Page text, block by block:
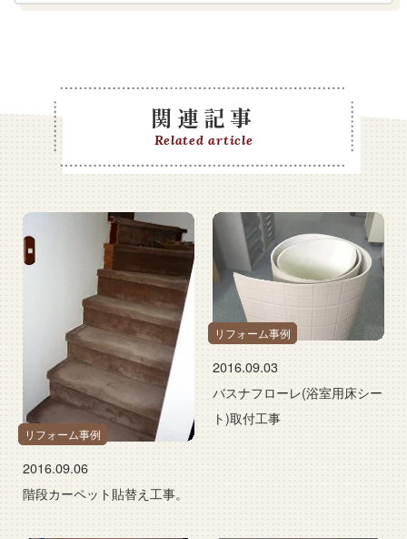
関連記事
Related article
リフォーム事例
2016.09.06
階段カーペット貼替え工事。
リフォーム事例
2016.09.03
バスナフローレ(浴室用床シー
ト)取付工事